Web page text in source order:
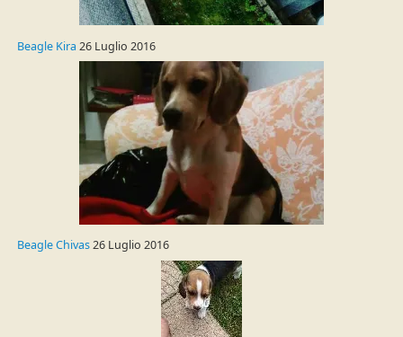
Beagle Kira 26 Luglio 2016
Beagle Chivas26 Luglio 2016